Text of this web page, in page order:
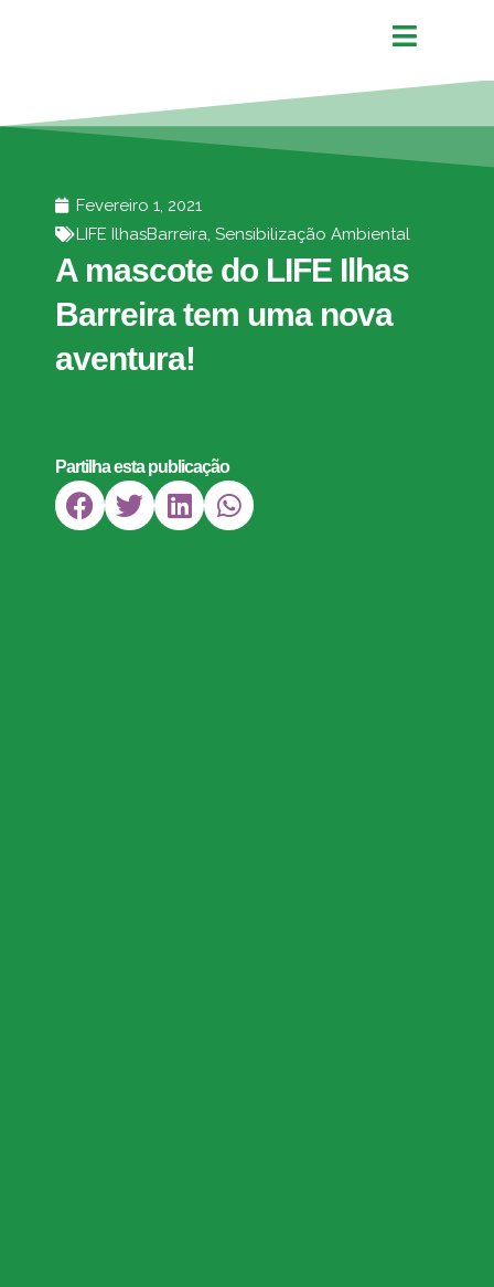
Fevereiro 1, 2021
LIFE IlhasBarreira, Sensibilização Ambiental
A mascote do LIFE Ilhas
Barreira tem uma nova
aventura!
Partilha esta publicação